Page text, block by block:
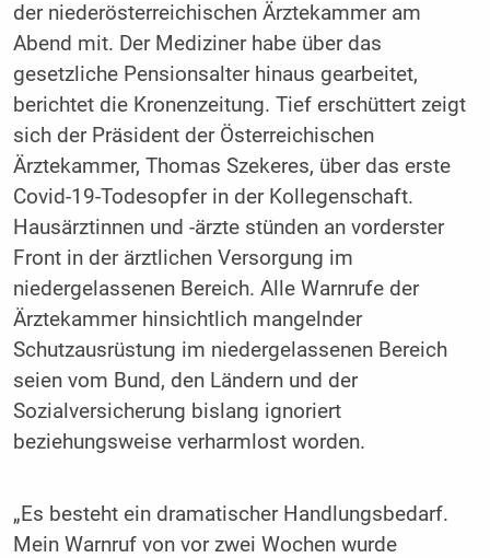
der niederösterreichischen Ärztekammer am
Abend mit. Der Mediziner habe über das
gesetzliche Pensionsalter hinaus gearbeitet,
berichtet die Kronenzeitung. Tief erschüttert zeigt
sich der Präsident der Österreichischen
Ärztekammer, Thomas Szekeres, über das erste
Covid-19-Todesopfer in der Kollegenschaft.
Hausärztinnen und -ärzte stünden an vorderster
Front in der ärztlichen Versorgung im
niedergelassenen Bereich. Alle Warnrufe der
Ärztekammer hinsichtlich mangelnder
Schutzausrüstung im niedergelassenen Bereich
seien vom Bund, den Ländern und der
Sozialversicherung bislang ignoriert
beziehungsweise verharmlost worden.
„Es besteht ein dramatischer Handlungsbedarf.
Mein Warnruf von vor zwei Wochen wurde